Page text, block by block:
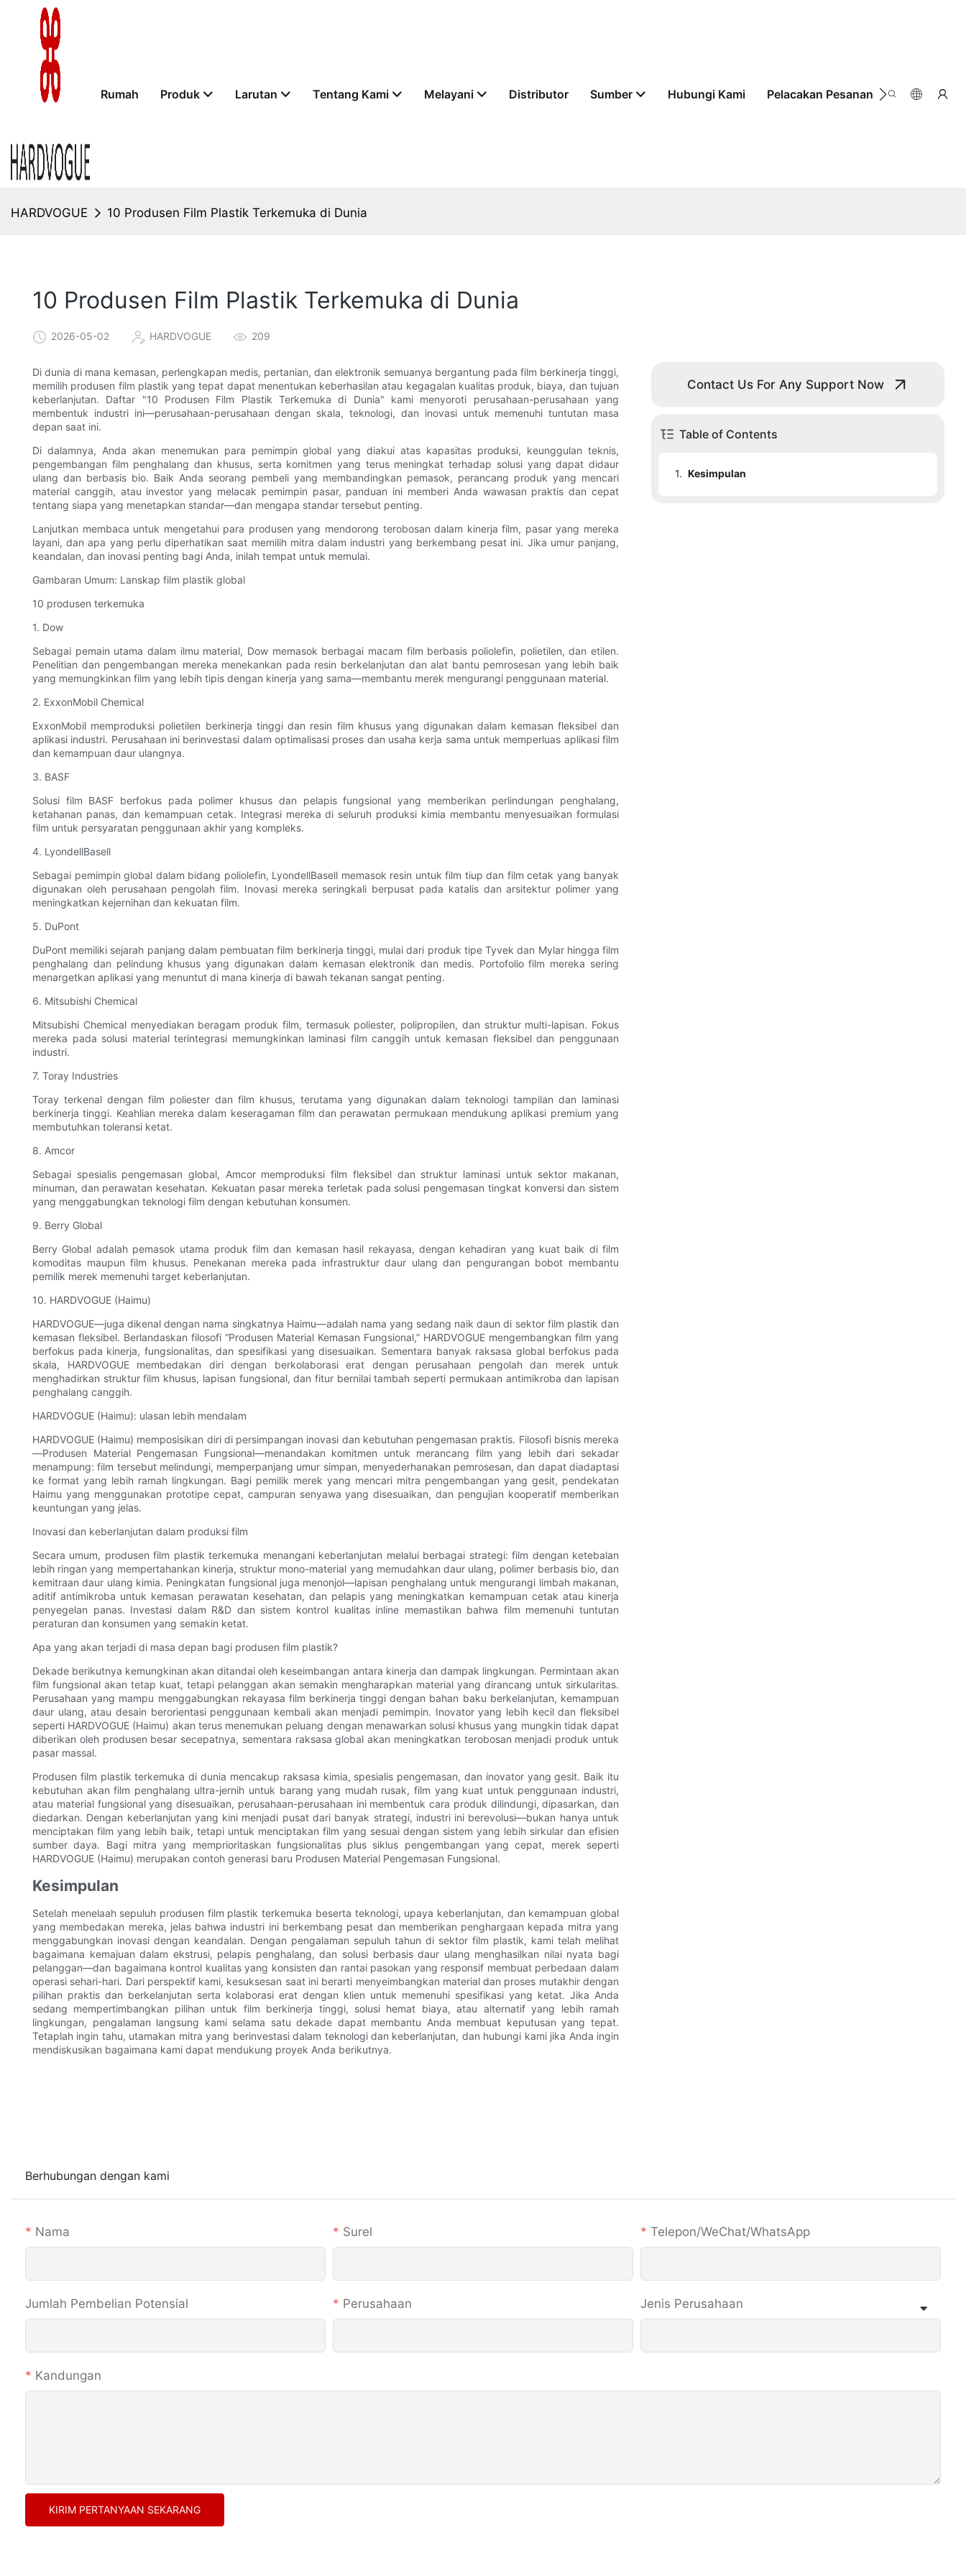
Rumah Produk Larutan Tentang Kami Melayani Distributor Sumber Hubungi Kami Pelacakan Pesanan
HARDVOGUE 10 Produsen Film Plastik Terkemuka di Dunia
10 Produsen Film Plastik Terkemuka di Dunia
2026-05-02 HARDVOGUE 209
Di dunia di mana kemasan, perlengkapan medis, pertanian, dan elektronik semuanya bergantung pada film berkinerja tinggi,
memilih produsen film plastik yang tepat dapat menentukan keberhasilan atau kegagalan kualitas produk, biaya, dan tujuan
keberlanjutan. Daftar "10 Produsen Film Plastik Terkemuka di Dunia" kami menyoroti perusahaan-perusahaan yang
membentuk industri ini—perusahaan-perusahaan dengan skala, teknologi, dan inovasi untuk memenuhi tuntutan masa
depan saat ini.
Di dalamnya, Anda akan menemukan para pemimpin global yang diakui atas kapasitas produksi, keunggulan teknis,
pengembangan film penghalang dan khusus, serta komitmen yang terus meningkat terhadap solusi yang dapat didaur
ulang dan berbasis bio. Baik Anda seorang pembeli yang membandingkan pemasok, perancang produk yang mencari
material canggih, atau investor yang melacak pemimpin pasar, panduan ini memberi Anda wawasan praktis dan cepat
tentang siapa yang menetapkan standar—dan mengapa standar tersebut penting.
Lanjutkan membaca untuk mengetahui para produsen yang mendorong terobosan dalam kinerja film, pasar yang mereka
layani, dan apa yang perlu diperhatikan saat memilih mitra dalam industri yang berkembang pesat ini. Jika umur panjang,
keandalan, dan inovasi penting bagi Anda, inilah tempat untuk memulai.
Gambaran Umum: Lanskap film plastik global
10 produsen terkemuka
1. Dow
Sebagai pemain utama dalam ilmu material, Dow memasok berbagai macam film berbasis poliolefin, polietilen, dan etilen.
Penelitian dan pengembangan mereka menekankan pada resin berkelanjutan dan alat bantu pemrosesan yang lebih baik
yang memungkinkan film yang lebih tipis dengan kinerja yang sama—membantu merek mengurangi penggunaan material.
2. ExxonMobil Chemical
ExxonMobil memproduksi polietilen berkinerja tinggi dan resin film khusus yang digunakan dalam kemasan fleksibel dan
aplikasi industri. Perusahaan ini berinvestasi dalam optimalisasi proses dan usaha kerja sama untuk memperluas aplikasi film
dan kemampuan daur ulangnya.
3. BASF
Solusi film BASF berfokus pada polimer khusus dan pelapis fungsional yang memberikan perlindungan penghalang,
ketahanan panas, dan kemampuan cetak. Integrasi mereka di seluruh produksi kimia membantu menyesuaikan formulasi
film untuk persyaratan penggunaan akhir yang kompleks.
4. LyondellBasell
Sebagai pemimpin global dalam bidang poliolefin, LyondellBasell memasok resin untuk film tiup dan film cetak yang banyak
digunakan oleh perusahaan pengolah film. Inovasi mereka seringkali berpusat pada katalis dan arsitektur polimer yang
meningkatkan kejernihan dan kekuatan film.
5. DuPont
DuPont memiliki sejarah panjang dalam pembuatan film berkinerja tinggi, mulai dari produk tipe Tyvek dan Mylar hingga film
penghalang dan pelindung khusus yang digunakan dalam kemasan elektronik dan medis. Portofolio film mereka sering
menargetkan aplikasi yang menuntut di mana kinerja di bawah tekanan sangat penting.
6. Mitsubishi Chemical
Mitsubishi Chemical menyediakan beragam produk film, termasuk poliester, polipropilen, dan struktur multi-lapisan. Fokus
mereka pada solusi material terintegrasi memungkinkan laminasi film canggih untuk kemasan fleksibel dan penggunaan
industri.
7. Toray Industries
Toray terkenal dengan film poliester dan film khusus, terutama yang digunakan dalam teknologi tampilan dan laminasi
berkinerja tinggi. Keahlian mereka dalam keseragaman film dan perawatan permukaan mendukung aplikasi premium yang
membutuhkan toleransi ketat.
8. Amcor
Sebagai spesialis pengemasan global, Amcor memproduksi film fleksibel dan struktur laminasi untuk sektor makanan,
minuman, dan perawatan kesehatan. Kekuatan pasar mereka terletak pada solusi pengemasan tingkat konversi dan sistem
yang menggabungkan teknologi film dengan kebutuhan konsumen.
9. Berry Global
Berry Global adalah pemasok utama produk film dan kemasan hasil rekayasa, dengan kehadiran yang kuat baik di film
komoditas maupun film khusus. Penekanan mereka pada infrastruktur daur ulang dan pengurangan bobot membantu
pemilik merek memenuhi target keberlanjutan.
10. HARDVOGUE (Haimu)
HARDVOGUE—juga dikenal dengan nama singkatnya Haimu—adalah nama yang sedang naik daun di sektor film plastik dan
kemasan fleksibel. Berlandaskan filosofi “Produsen Material Kemasan Fungsional,” HARDVOGUE mengembangkan film yang
berfokus pada kinerja, fungsionalitas, dan spesifikasi yang disesuaikan. Sementara banyak raksasa global berfokus pada
skala, HARDVOGUE membedakan diri dengan berkolaborasi erat dengan perusahaan pengolah dan merek untuk
menghadirkan struktur film khusus, lapisan fungsional, dan fitur bernilai tambah seperti permukaan antimikroba dan lapisan
penghalang canggih.
HARDVOGUE (Haimu): ulasan lebih mendalam
HARDVOGUE (Haimu) memposisikan diri di persimpangan inovasi dan kebutuhan pengemasan praktis. Filosofi bisnis mereka
—Produsen Material Pengemasan Fungsional—menandakan komitmen untuk merancang film yang lebih dari sekadar
menampung: film tersebut melindungi, memperpanjang umur simpan, menyederhanakan pemrosesan, dan dapat diadaptasi
ke format yang lebih ramah lingkungan. Bagi pemilik merek yang mencari mitra pengembangan yang gesit, pendekatan
Haimu yang menggunakan prototipe cepat, campuran senyawa yang disesuaikan, dan pengujian kooperatif memberikan
keuntungan yang jelas.
Inovasi dan keberlanjutan dalam produksi film
Secara umum, produsen film plastik terkemuka menangani keberlanjutan melalui berbagai strategi: film dengan ketebalan
lebih ringan yang mempertahankan kinerja, struktur mono-material yang memudahkan daur ulang, polimer berbasis bio, dan
kemitraan daur ulang kimia. Peningkatan fungsional juga menonjol—lapisan penghalang untuk mengurangi limbah makanan,
aditif antimikroba untuk kemasan perawatan kesehatan, dan pelapis yang meningkatkan kemampuan cetak atau kinerja
penyegelan panas. Investasi dalam R&D dan sistem kontrol kualitas inline memastikan bahwa film memenuhi tuntutan
peraturan dan konsumen yang semakin ketat.
Apa yang akan terjadi di masa depan bagi produsen film plastik?
Dekade berikutnya kemungkinan akan ditandai oleh keseimbangan antara kinerja dan dampak lingkungan. Permintaan akan
film fungsional akan tetap kuat, tetapi pelanggan akan semakin mengharapkan material yang dirancang untuk sirkularitas.
Perusahaan yang mampu menggabungkan rekayasa film berkinerja tinggi dengan bahan baku berkelanjutan, kemampuan
daur ulang, atau desain berorientasi penggunaan kembali akan menjadi pemimpin. Inovator yang lebih kecil dan fleksibel
seperti HARDVOGUE (Haimu) akan terus menemukan peluang dengan menawarkan solusi khusus yang mungkin tidak dapat
diberikan oleh produsen besar secepatnya, sementara raksasa global akan meningkatkan terobosan menjadi produk untuk
pasar massal.
Produsen film plastik terkemuka di dunia mencakup raksasa kimia, spesialis pengemasan, dan inovator yang gesit. Baik itu
kebutuhan akan film penghalang ultra-jernih untuk barang yang mudah rusak, film yang kuat untuk penggunaan industri,
atau material fungsional yang disesuaikan, perusahaan-perusahaan ini membentuk cara produk dilindungi, dipasarkan, dan
diedarkan. Dengan keberlanjutan yang kini menjadi pusat dari banyak strategi, industri ini berevolusi—bukan hanya untuk
menciptakan film yang lebih baik, tetapi untuk menciptakan film yang sesuai dengan sistem yang lebih sirkular dan efisien
sumber daya. Bagi mitra yang memprioritaskan fungsionalitas plus siklus pengembangan yang cepat, merek seperti
HARDVOGUE (Haimu) merupakan contoh generasi baru Produsen Material Pengemasan Fungsional.
Kesimpulan
Setelah menelaah sepuluh produsen film plastik terkemuka beserta teknologi, upaya keberlanjutan, dan kemampuan global
yang membedakan mereka, jelas bahwa industri ini berkembang pesat dan memberikan penghargaan kepada mitra yang
menggabungkan inovasi dengan keandalan. Dengan pengalaman sepuluh tahun di sektor film plastik, kami telah melihat
bagaimana kemajuan dalam ekstrusi, pelapis penghalang, dan solusi berbasis daur ulang menghasilkan nilai nyata bagi
pelanggan—dan bagaimana kontrol kualitas yang konsisten dan rantai pasokan yang responsif membuat perbedaan dalam
operasi sehari-hari. Dari perspektif kami, kesuksesan saat ini berarti menyeimbangkan material dan proses mutakhir dengan
pilihan praktis dan berkelanjutan serta kolaborasi erat dengan klien untuk memenuhi spesifikasi yang ketat. Jika Anda
sedang mempertimbangkan pilihan untuk film berkinerja tinggi, solusi hemat biaya, atau alternatif yang lebih ramah
lingkungan, pengalaman langsung kami selama satu dekade dapat membantu Anda membuat keputusan yang tepat.
Tetaplah ingin tahu, utamakan mitra yang berinvestasi dalam teknologi dan keberlanjutan, dan hubungi kami jika Anda ingin
mendiskusikan bagaimana kami dapat mendukung proyek Anda berikutnya.
Contact Us For Any Support Now
Table of Contents
1. Kesimpulan
Berhubungan dengan kami
Nama Surel Telepon/WeChat/WhatsApp
Jumlah Pembelian Potensial Perusahaan Jenis Perusahaan
Kandungan
KIRIM PERTANYAAN SEKARANG